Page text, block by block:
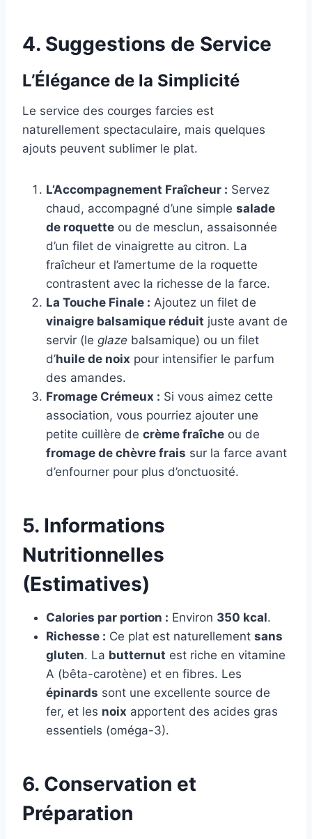
4. Suggestions de Service
L’Élégance de la Simplicité
Le service des courges farcies est
naturellement spectaculaire, mais quelques
ajouts peuvent sublimer le plat.
L’Accompagnement Fraîcheur : Servez
chaud, accompagné d’une simple salade
de roquette ou de mesclun, assaisonnée
d’un filet de vinaigrette au citron. La
fraîcheur et l’amertume de la roquette
contrastent avec la richesse de la farce.
La Touche Finale : Ajoutez un filet de
vinaigre balsamique réduit juste avant de
servir (le glaze balsamique) ou un filet
d’huile de noix pour intensifier le parfum
des amandes.
Fromage Crémeux : Si vous aimez cette
association, vous pourriez ajouter une
petite cuillère de crème fraîche ou de
fromage de chèvre frais sur la farce avant
d’enfourner pour plus d’onctuosité.
5. Informations
Nutritionnelles
(Estimatives)
Calories par portion : Environ 350 kcal.
Richesse : Ce plat est naturellement sans
gluten. La butternut est riche en vitamine
A (bêta-carotène) et en fibres. Les
épinards sont une excellente source de
fer, et les noix apportent des acides gras
essentiels (oméga-3).
6. Conservation et
Préparation